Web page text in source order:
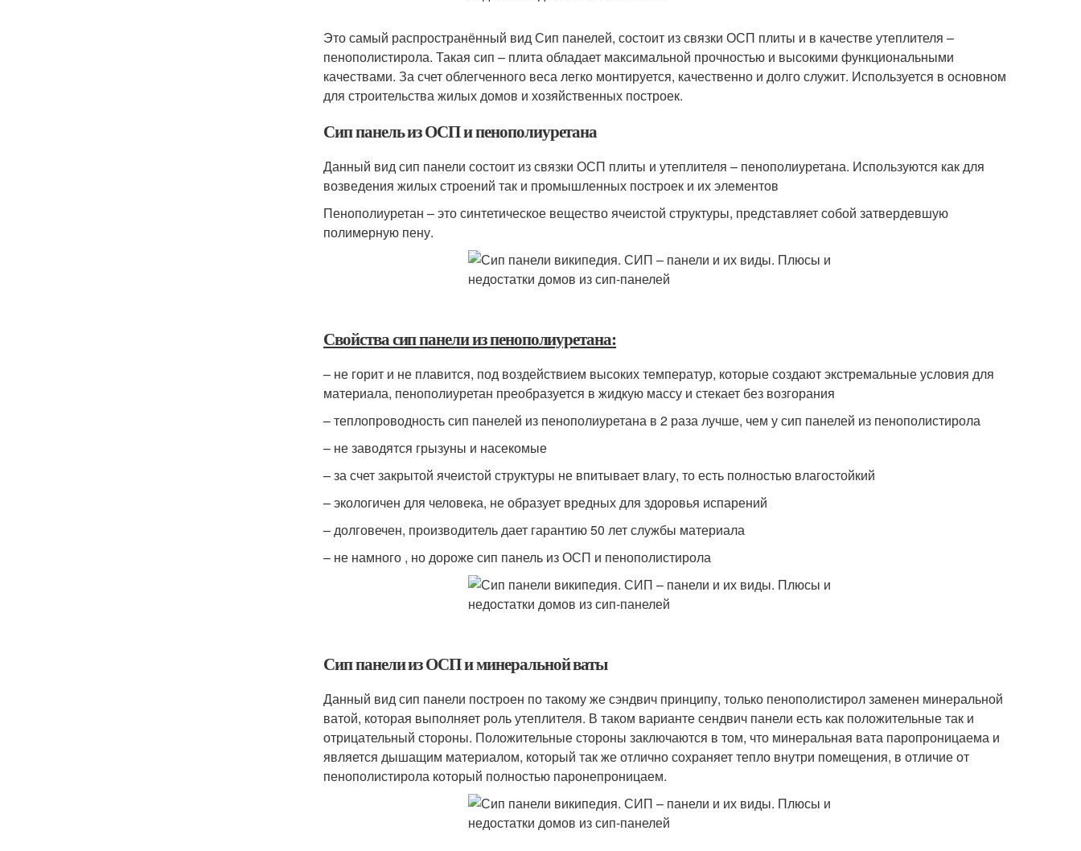
Это самый распространённый вид Сип панелей, состоит из связки ОСП плиты и в качестве утеплителя –
пенополистирола. Такая сип – плита обладает максимальной прочностью и высокими функциональными
качествами. За счет облегченного веса легко монтируется, качественно и долго служит. Используется в основном
для строительства жилых домов и хозяйственных построек.
Сип панель из ОСП и пенополиуретана
Данный вид сип панели состоит из связки ОСП плиты и утеплителя – пенополиуретана. Используются как для
возведения жилых строений так и промышленных построек и их элементов
Пенополиуретан – это синтетическое вещество ячеистой структуры, представляет собой затвердевшую
полимерную пену.
Свойства сип панели из пенополиуретана:
– не горит и не плавится, под воздействием высоких температур, которые создают экстремальные условия для
материала, пенополиуретан преобразуется в жидкую массу и стекает без возгорания
– теплопроводность сип панелей из пенополиуретана в 2 раза лучше, чем у сип панелей из пенополистирола
– не заводятся грызуны и насекомые
– за счет закрытой ячеистой структуры не впитывает влагу, то есть полностью влагостойкий
– экологичен для человека, не образует вредных для здоровья испарений
– долговечен, производитель дает гарантию 50 лет службы материала
– не намного , но дороже сип панель из ОСП и пенополистирола
Сип панели из ОСП и минеральной ваты
Данный вид сип панели построен по такому же сэндвич принципу, только пенополистирол заменен минеральной
ватой, которая выполняет роль утеплителя. В таком варианте сендвич панели есть как положительные так и
отрицательный стороны. Положительные стороны заключаются в том, что минеральная вата паропроницаема и
является дышащим материалом, который так же отлично сохраняет тепло внутри помещения, в отличие от
пенополистирола который полностью паронепроницаем.